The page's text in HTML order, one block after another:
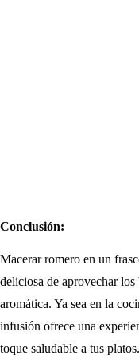
Conclusión:
Macerar romero en un
deliciosa de aprovechar
aromática. Ya sea en la
infusión ofrece una
toque saludable a tus